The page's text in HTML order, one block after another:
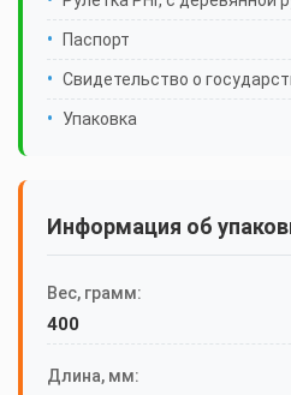
Паспорт
Свидетельство о
Упаковка
Информация об
Вес, грамм:
400
Длина, мм: